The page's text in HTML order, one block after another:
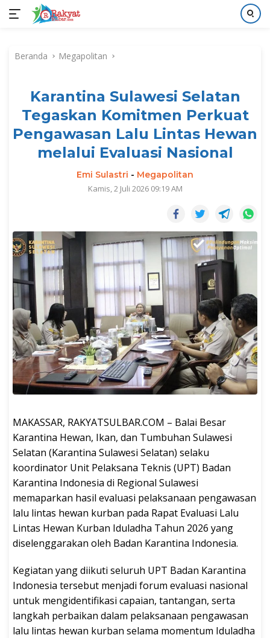
kontenBeranda Megapolitan
Karantina Sulawesi Selatan
Tegaskan Komitmen Perkuat
Pengawasan Lalu Lintas Hewan
melalui Evaluasi Nasional
Emi Sulastri - Megapolitan
Kamis, 2 Juli 2026 09:19 AM
MAKASSAR, RAKYATSULBAR.COM – Balai Besar
Karantina Hewan, Ikan, dan Tumbuhan Sulawesi
Selatan (Karantina Sulawesi Selatan) selaku
koordinator Unit Pelaksana Teknis (UPT) Badan
Karantina Indonesia di Regional Sulawesi
memaparkan hasil evaluasi pelaksanaan pengawasan
lalu lintas hewan kurban pada Rapat Evaluasi Lalu
Lintas Hewan Kurban Iduladha Tahun 2026 yang
diselenggarakan oleh Badan Karantina Indonesia.
Kegiatan yang diikuti seluruh UPT Badan Karantina
Indonesia tersebut menjadi forum evaluasi nasional
untuk mengidentifikasi capaian, tantangan, serta
langkah perbaikan dalam pelaksanaan pengawasan
lalu lintas hewan kurban selama momentum Iduladha